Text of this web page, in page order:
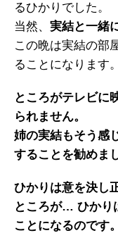
るひかりでした。
当然、 実結と一緒
この晩は実結の部
ることになります。
ところがテレビに
られません。
姉の実結もそう感
することを勧めま
ひかりは意を決し
ところが… ひかり
ことになるのです。